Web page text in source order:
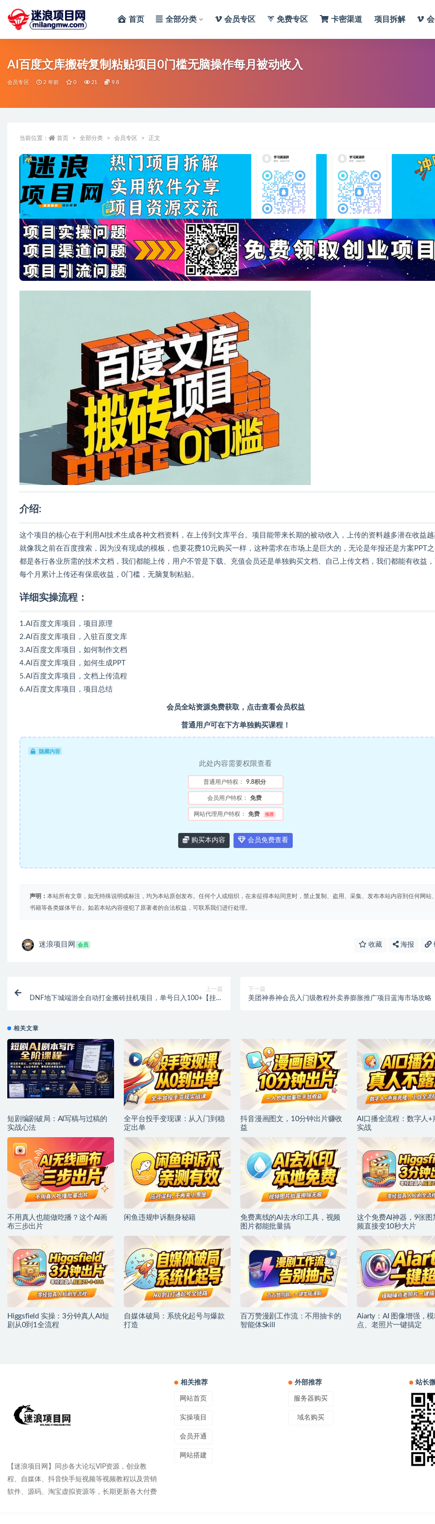
首页 全部分类 会员专区 免费专区 卡密渠道 项目拆解
AI百度文库搬砖复制粘贴项目0门槛无脑操作每月被动收入
会员专区 2 年前 0 21 9.8
当前位置： 首页 全部分类 会员专区 正文
介绍:
这个项目的核心在于利用AI技术生成各种文档资料，在上传到文库平台。项目能带来长期的被动收入，上传的资料越多潜在收益
就像我之前在百度搜索，因为没有现成的模板，也要花费10元购买一样，这种需求在市场上是巨大的，无论是年报还是方案PPT
都是各行各业所需的技术文档，我们都能上传，用户不管是下载、充值会员还是单独购买文档、自己上传文档，我们都能有收益
每个月累计上传还有保底收益，0门槛，无脑复制粘贴。
详细实操流程：
1.AI百度文库项目，项目原理
2.AI百度文库项目，入驻百度文库
3.AI百度文库项目，如何制作文档
4.AI百度文库项目，如何生成PPT
5.AI百度文库项目，文档上传流程
6.AI百度文库项目，项目总结
会员全站资源免费获取，点击查看会员权益
普通用户可在下方单独购买课程！
隐藏内容
此处内容需要权限查看
普通用户特权： 9.8积分
会员用户特权： 免费
网站代理用户特权： 免费 推荐
购买本内容 会员免费查看
声明： 本站所有文章，如无特殊说明或标注，均为本站原创发布。任何个人或组织，在未征得本站同意时，禁止复制、盗用、采集、发布本站内容到任何网站
书籍等各类媒体平台。如若本站内容侵犯了原著者的合法权益，可联系我们进行处理。
迷浪项目网 会员 收藏 海报
上一篇
DNF地下城端游全自动打金搬砖挂机项目，单号日入100+【挂机
下一篇
美团神券神会员入门级教程外卖券膨胀推广项目蓝海市场攻略
相关文章
短剧编剧破局：AI写稿与过稿的
实战心法
全平台投手变现课：从入门到稳
定出单
抖音漫画图文，10分钟出片赚收
益
AI口播全流程：数字人+
实战
不用真人也能做吃播？这个AI画
布三步出片
闲鱼违规申诉翻身秘籍
免费离线的AI去水印工具，视频
图片都能批量搞
这个免费AI神器，9张图
频直接变10秒大片
Higgsfield 实操：3分钟真人AI短
剧从0到1全流程
自媒体破局：系统化起号与爆款
打造
百万赞漫剧工作流：不用抽卡的
智能体Skill
Aiarty：AI 图像增强，
点、老照片一键搞定
【迷浪项目网】同步各大论坛VIP资源，创业教
程、自媒体、抖音快手短视频等视频教程以及营销
软件、源码、淘宝虚拟资源等，长期更新各大付费
相关推荐
网站首页
实操项目
会员开通
网站搭建
外部推荐
服务器购买
域名购买
站长